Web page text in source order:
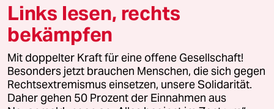
© 2026 taz Verlags und Vertriebs GmbH
Alle Rechte vorbehalten. Bei rechtlichen Fragen oder für Genehmigungen
wenden Sie sich bitte an lizenzen@taz.de
Feedback Redaktionsstatut Kommune-Richtlinien
Links lesen, rechts
bekämpfen
Mit doppelter Kraft für eine offene Gesellschaft!
Besonders jetzt brauchen Menschen, die sich gegen
Rechtsextremismus einsetzen, unsere Solidarität.
Daher gehen 50 Prozent der Einnahmen aus